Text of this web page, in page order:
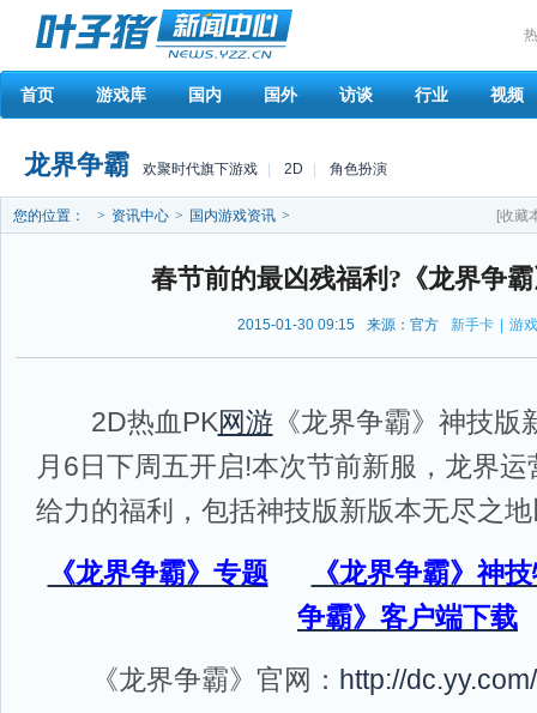
首页 游戏库 国内 国外 访谈 行业 视频
龙界争霸 欢聚时代旗下游戏 2D 角色扮演
您的位置： > 资讯中心 > 国内游戏资讯 > [收藏
春节前的最凶残福利?《龙界争
2015-01-30 09:15 来源：官方 新手卡 游
2D热血PK网游《龙界争霸》神技版
月6日下周五开启!本次节前新服，龙界
给力的福利，包括神技版新版本无尽之
《龙界争霸》专题
《龙界争霸》神
争霸》客户端下载
《龙界争霸》官网： http://dc.yy.com/